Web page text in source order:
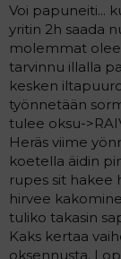
Voi papuneiti...
yritin 2h saada
molemmat olee
tarvinnu illalla
kesken
työnnetään
tulee oksu-
Heräs viime
koetella äidin
rupes sit hakee
hirvee
tuliko takasin
Kaks kertaa
oksennusta.